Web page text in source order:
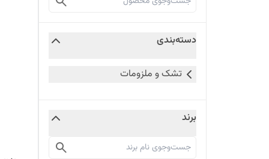
دسته‌بندی
تشک و ملزومات
برند